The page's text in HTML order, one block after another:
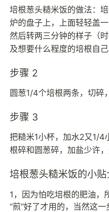
培根葱头糙米饭的做法：
炉的盘子上，上面轻轻盖
然后转两三分钟的样子（
及想要什么程度的培根自
步骤 2
圆葱1/4个培根两条，切碎
步骤 3
把糙米1小杯，加水2又1/4
根碎和圆葱碎，加盐少许
培根葱头糙米饭的小贴
1，因为怕吃培根的肥油，
“煎”好了才用的，当然这